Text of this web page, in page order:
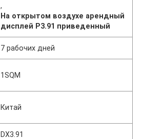
,
На открытом воздухе арендный
дисплей P3.91 приведенный
7 рабочих дней
1SQM
Китай
DX3.91